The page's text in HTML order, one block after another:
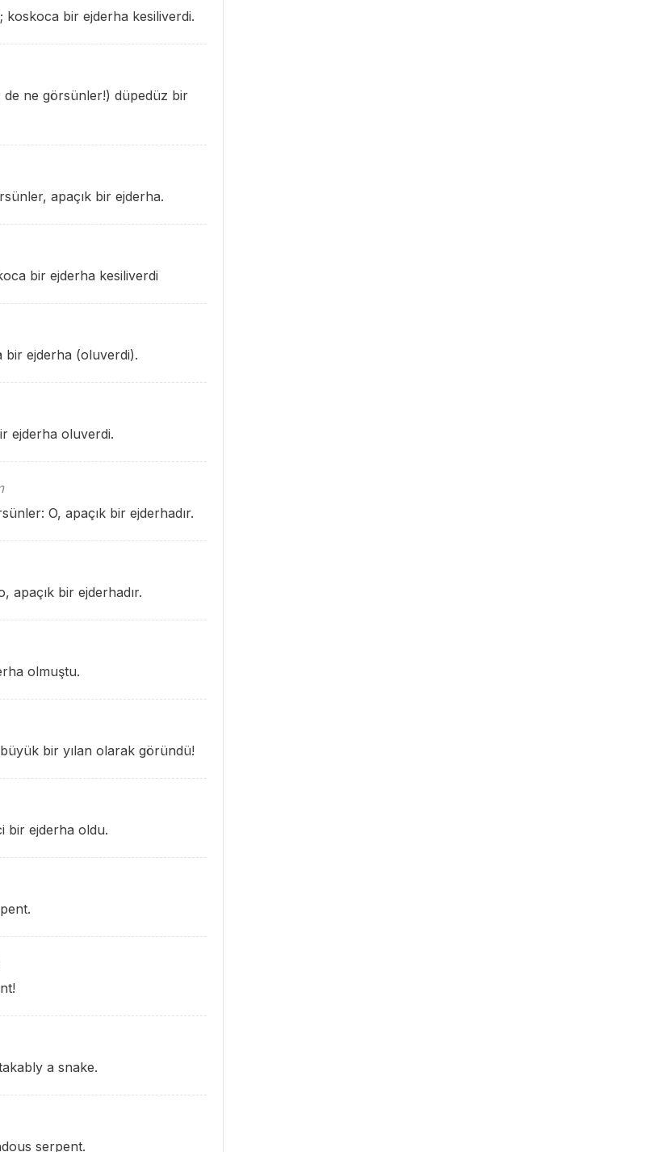
koskoca bir ejderha kesiliverdi.
de ne görsünler!) düpedüz bir
apaçık bir ejderha.
bir ejderha kesiliverdi
bir ejderha (oluverdi).
ejderha oluverdi.
O, apaçık bir ejderhadır.
apaçık bir ejderhadır.
olmuştu.
bir yılan olarak göründü!
bir ejderha oldu.
a snake.
serpent.